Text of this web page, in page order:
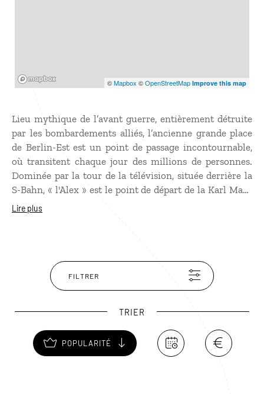
©Mapbox ©OpenStreetMap Improve this map
Lieu mythique de l’avant guerre, entièrement détruite
par les bombardements alliés, l’ancienne grande place
de Berlin-Est est un point de passage incontournable,
où transitent chaque jour des millions de personnes.
Dominée par la tour de la télévision, située derrière la
S-Bahn, « l'Alex » est le point de départ de la Karl Marx
Allee, la plus grande avenue du pays, où défilait l'armée
représentant le système solaire, la fontaine de l’amitié
des peuples et plusieurs bâtiments emblématiques de
l’architecture soviétique.
Lire plus
FILTRER
TRIER
POPULARITÉ